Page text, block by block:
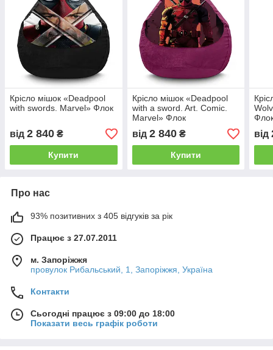
Крісло мішок «Deadpool
with swords. Marvel» Флок
від 2 840 ₴
Купити
Крісло мішок «Deadpool
with a sword. Art. Comic.
Marvel» Флок
від 2 840₴
Купити
від
Про нас
93% позитивних з 405 відгуків за рік
Працює з 27.07.2011
м. Запоріжжя
провулок Рибальський, 1, Запоріжжя, Україна
Контакти
Сьогодні працює з 09:00 до 18:00
Показати весь графік роботи